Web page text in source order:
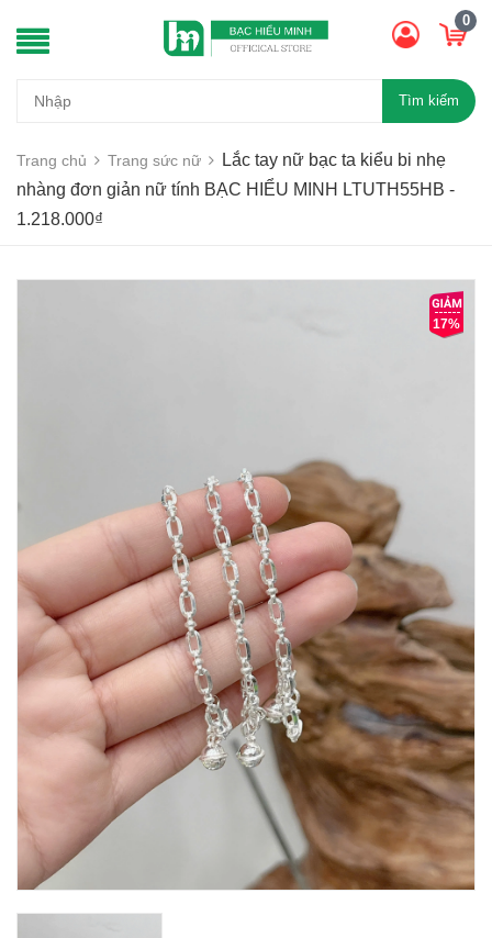
0
Tìm kiếm
Trang chủ Trang sức nữ
Lắc tay nữ bạc ta kiểu bi nhẹ
nhàng đơn giản nữ tính BẠC HIỂU MINH LTUTH55HB -
1.218.000₫
17%